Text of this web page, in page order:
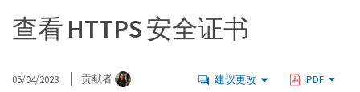
查看 HTTPS 安全证书
05/04/2023 贡献者 建议更改 PDF